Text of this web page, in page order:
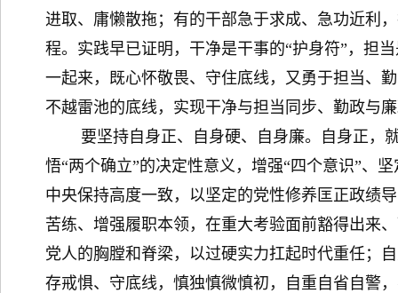
进取、庸懒散拖；有的干部急于求成、急功近利
程。实践早已证明，干净是干事的“护身符”，担
一起来，既心怀敬畏、守住底线，又勇于担当、
不越雷池的底线，实现干净与担当同步、勤政与
要坚持自身正、自身硬、自身廉。自身正，就
悟“两个确立”的决定性意义，增强“四个意识”、
中央保持高度一致，以坚定的党性修养匡正政绩
苦练、增强履职本领，在重大考验面前豁得出来
党人的胸膛和脊梁，以过硬实力扛起时代重任；
存戒惧、守底线，慎独慎微慎初，自重自省自警